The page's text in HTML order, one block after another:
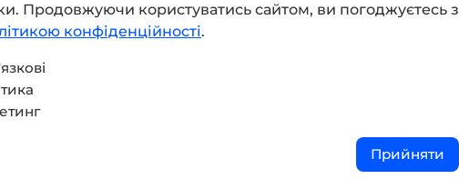
Додати обмінник
Політика конфіденційності
Продовжуючи користуватись сайтом, ви погоджуєтесь з
конфіденційності.
Прийняти